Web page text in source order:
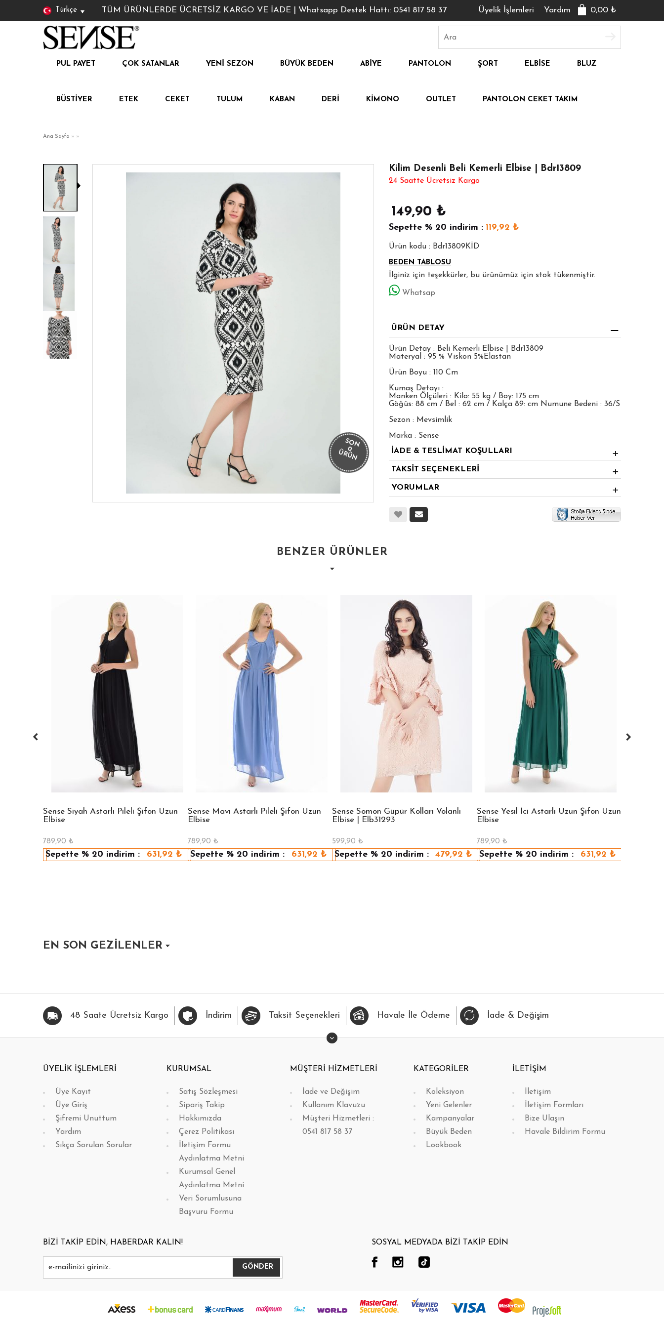
Türkçe TÜM ÜRÜNLERDE ÜCRETSİZ KARGO VE İADE | Whatsapp Destek Hattı: 0541 817 58 37 0,00 ₺
Yardım
Üyelik İşlemleri
PUL PAYET ÇOK SATANLAR YENI SEZON BÜYÜK BEDEN ABIYE PANTOLON ŞORT ELBISE BLUZ
BÜSTIYER ETEK CEKET TULUM KABAN DERI KIMONO OUTLET PANTOLON CEKET TAKIM
Ana Sayfa » »
SON
0
ÜRÜN
Kilim Desenli Beli Kemerli Elbise | Bdr13809
24 Saatte Ücretsiz Kargo
149,90 ₺
Sepette % 20 indirim : 119,92 ₺
Ürün kodu : Bdr13809KİD
BEDEN TABLOSU
İlginiz için teşekkürler, bu ürünümüz için stok tükenmiştir.
Whatsap
ÜRÜN DETAY
Ürün Detay : Beli Kemerli Elbise | Bdr13809
Materyal : 95 % Viskon 5%Elastan
Ürün Boyu : 110 Cm
Kumaş Detayı :
Manken Ölçüleri : Kilo: 55 kg / Boy: 175 cm
Göğüs: 88 cm / Bel : 62 cm / Kalça 89: cm Numune Bedeni : 36/S
Sezon : Mevsimlik
Marka : Sense
İADE & TESLİMAT KOŞULLARI
TAKSİT SEÇENEKLERİ
YORUMLAR
BENZER ÜRÜNLER
HIZLI BAK FAVORİLERİME EKLE HIZLI BAK
Sense Siyah Astarlı Pileli Şifon Uzun
Elbise
789,90 ₺
Sepette % 20 indirim : 631,92 ₺
FAVORİLERİME EKLE HIZLI BAK
Sense Mavı Astarlı Pileli Şifon Uzun
Elbise
789,90 ₺
Sepette % 20 indirim : 631,92 ₺
FAVORİLERİME EKLE HIZLI BAK
Sense Somon Güpür Kolları Volanlı
Elbise | Elb31293
599,90 ₺
Sepette % 20 indirim : 479,92 ₺
FAVORİLERİME EKLE HIZLI BAK
Sense Yesıl İci Astarlı Uzun Şifon Uzun
Elbise
789,90 ₺
Sepette % 20 indirim : 631,92 ₺
EN SON GEZİLENLER
48 Saate Ücretsiz Kargo İndirim Taksit Seçenekleri Havale İle Ödeme İade & Değişim
ÜYELİK İŞLEMLERİ
Üye Kayıt
Üye Giriş
Şifremi Unuttum
Yardım
Sıkça Sorulan Sorular
KURUMSAL
Satış Sözleşmesi
Sipariş Takip
Hakkımızda
Çerez Politikası
İletişim Formu
Aydınlatma Metni
Kurumsal Genel
Aydınlatma Metni
Veri Sorumlusuna
Başvuru Formu
MÜŞTERİ HİZMETLERİ
İade ve Değişim
Kullanım Klavuzu
Müşteri Hizmetleri :
0541 817 58 37
KATEGORİLER
Koleksiyon
Yeni Gelenler
Kampanyalar
Büyük Beden
Lookbook
İLETİŞİM
İletişim
İletişim Formları
Bize Ulaşın
Havale Bildirim Formu
BİZİ TAKİP EDİN, HABERDAR KALIN! SOSYAL MEDYADA BİZİ TAKİP EDİN